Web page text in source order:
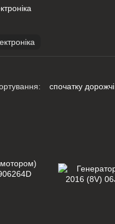
спочатку дорожчі